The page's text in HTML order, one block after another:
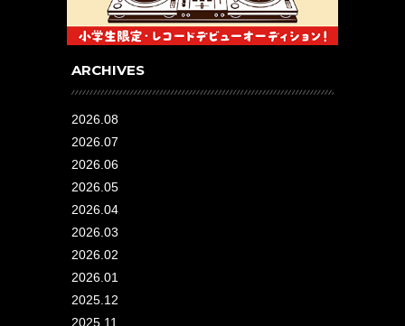
ARCHIVES
2026.08
2026.07
2026.06
2026.05
2026.04
2026.03
2026.02
2026.01
2025.12
2025.11